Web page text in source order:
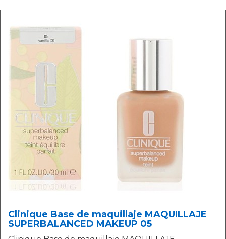
Clinique Base de maquillaje MAQUILLAJE
SUPERBALANCED MAKEUP 05